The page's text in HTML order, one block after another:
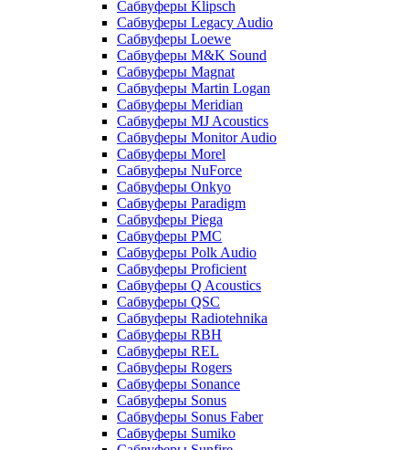
Сабвуферы Klipsch
Сабвуферы Legacy Audio
Сабвуферы Loewe
Сабвуферы M&K Sound
Сабвуферы Magnat
Сабвуферы Martin Logan
Сабвуферы Meridian
Сабвуферы MJ Acoustics
Сабвуферы Monitor Audio
Сабвуферы Morel
Сабвуферы NuForce
Сабвуферы Onkyo
Сабвуферы Paradigm
Сабвуферы Piega
Сабвуферы PMC
Сабвуферы Polk Audio
Сабвуферы Proficient
Сабвуферы Q Acoustics
Сабвуферы QSC
Сабвуферы Radiotehnika
Сабвуферы RBH
Сабвуферы REL
Сабвуферы Rogers
Сабвуферы Sonance
Сабвуферы Sonus
Сабвуферы Sonus Faber
Сабвуферы Sumiko